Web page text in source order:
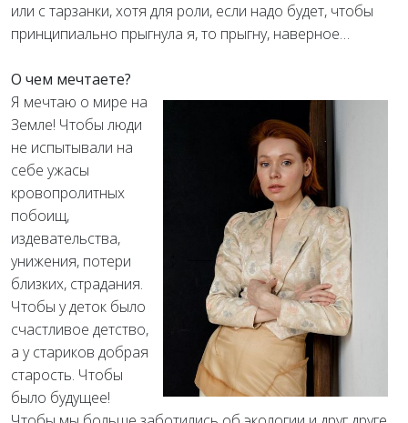
или с тарзанки, хотя для роли, если надо будет, чтобы
принципиально прыгнула я, то прыгну, наверное…
О чем мечтаете?
Я мечтаю о мире на
Земле! Чтобы люди
не испытывали на
себе ужасы
кровопролитных
побоищ,
издевательства,
унижения, потери
близких, страдания.
Чтобы у деток было
счастливое детство,
а у стариков добрая
старость. Чтобы
было будущее!